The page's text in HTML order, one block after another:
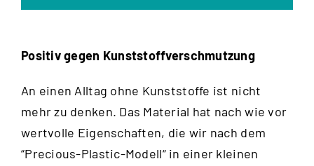
Positiv gegen Kunststoffverschmutzung
An einen Alltag ohne Kunststoffe ist nicht
mehr zu denken. Das Material hat nach wie vor
wertvolle Eigenschaften, die wir nach dem
“Precious-Plastic-Modell“ in einer kleinen